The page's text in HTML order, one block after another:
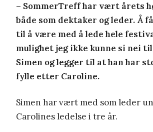
– SommerTreff har vært årets
både som dektaker og leder. Å
til å være med å lede hele
mulighet jeg ikke kunne si nei
Simen og legger til at han har
fylle etter Caroline.
Simen har vært med som leder
Carolines ledelse i tre år.